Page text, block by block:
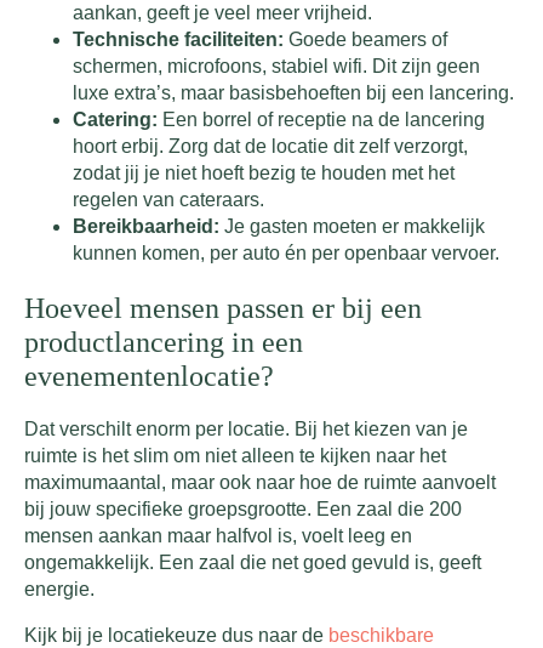
aankan, geeft je veel meer vrijheid.
Technische faciliteiten: Goede beamers of
schermen, microfoons, stabiel wifi. Dit zijn geen
luxe extra’s, maar basisbehoeften bij een lancering.
Catering: Een borrel of receptie na de lancering
hoort erbij. Zorg dat de locatie dit zelf verzorgt,
zodat jij je niet hoeft bezig te houden met het
regelen van cateraars.
Bereikbaarheid: Je gasten moeten er makkelijk
kunnen komen, per auto én per openbaar vervoer.
Hoeveel mensen passen er bij een
productlancering in een
evenementenlocatie?
Dat verschilt enorm per locatie. Bij het kiezen van je
ruimte is het slim om niet alleen te kijken naar het
maximumaantal, maar ook naar hoe de ruimte aanvoelt
bij jouw specifieke groepsgrootte. Een zaal die 200
mensen aankan maar halfvol is, voelt leeg en
ongemakkelijk. Een zaal die net goed gevuld is, geeft
energie.
Kijk bij je locatiekeuze dus naar de beschikbare